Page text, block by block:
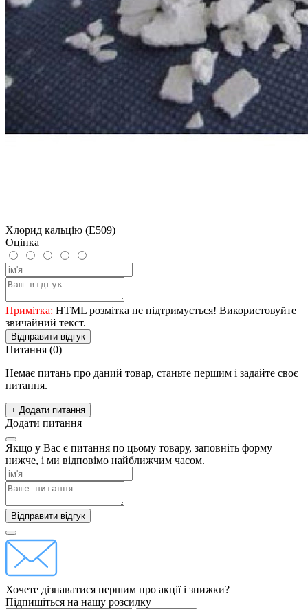
Хлорид кальцію (Е509)
Оцінка
Примітка: HTML розмітка не підтримується! Використовуйте
звичайний текст.
Відправити відгук
Питання (0)
Немає питань про даний товар, станьте першим і задайте своє
питання.
+ Додати питання
Додати питання
Якщо у Вас є питання по цьому товару, заповніть форму
нижче, і ми відповімо найближчим часом.
Відправити відгук
Хочете дізнаватися першим про акції і знижки?
Підпишіться на нашу розсилку